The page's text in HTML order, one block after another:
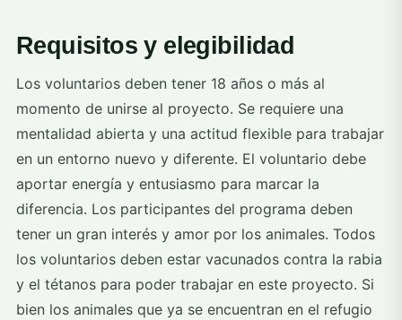
Requisitos y elegibilidad
Los voluntarios deben tener 18 años o más al
momento de unirse al proyecto. Se requiere una
mentalidad abierta y una actitud flexible para trabajar
en un entorno nuevo y diferente. El voluntario debe
aportar energía y entusiasmo para marcar la
diferencia. Los participantes del programa deben
tener un gran interés y amor por los animales. Todos
los voluntarios deben estar vacunados contra la rabia
y el tétanos para poder trabajar en este proyecto. Si
bien los animales que ya se encuentran en el refugio